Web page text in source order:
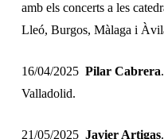
amb els concerts a les
Lleó, Burgos, Màlaga i
16/04/2025 Pilar Cabrera
Valladolid.
21/05/2025 Javier Artigas